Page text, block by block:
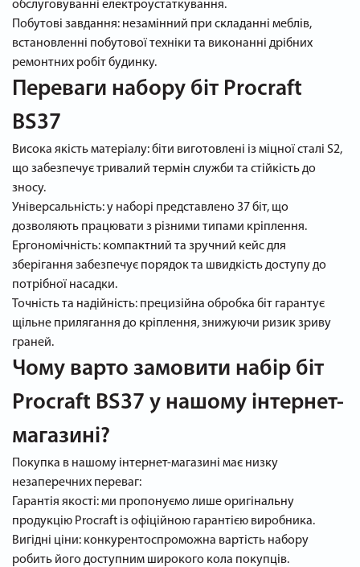
обслуговуванні електроустаткування.
Побутові завдання: незамінний при складанні меблів,
встановленні побутової техніки та виконанні дрібних
ремонтних робіт будинку.
Переваги набору біт Procraft
BS37
Висока якість матеріалу: біти виготовлені із міцної сталі S2,
що забезпечує тривалий термін служби та стійкість до
зносу.
Універсальність: у наборі представлено 37 біт, що
дозволяють працювати з різними типами кріплення.
Ергономічність: компактний та зручний кейс для
зберігання забезпечує порядок та швидкість доступу до
потрібної насадки.
Точність та надійність: прецизійна обробка біт гарантує
щільне прилягання до кріплення, знижуючи ризик зриву
граней.
Чому варто замовити набір біт
Procraft BS37 у нашому інтернет-
магазині?
Покупка в нашому інтернет-магазині має низку
незаперечних переваг:
Гарантія якості: ми пропонуємо лише оригінальну
продукцію Procraft із офіційною гарантією виробника.
Вигідні ціни: конкурентоспроможна вартість набору
робить його доступним широкого кола покупців.